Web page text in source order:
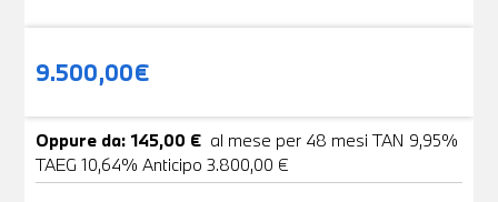
9.500,00€
Oppure da: 145,00 € al mese per 48 mesi TAN 9,95%
TAEG 10,64% Anticipo 3.800,00 €